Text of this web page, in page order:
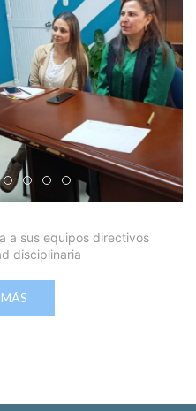
a los Afiliados en el Régimen
ESE lidera gestión institucional
Salud E.S.E. capacita a sus equipos
día para inscripciones en
Viceministro garantiza
Mil pesos que salvan vidas:
Cápsula 18-26 - Reporte
Cápsula 17-26 -
a sus equipos directivos
disciplinaria